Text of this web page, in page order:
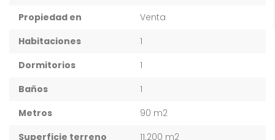
Propiedad en
Venta
Habitaciones
1
Dormitorios
1
Baños
1
Metros
90 m2
Superficie terreno
11.200 m2